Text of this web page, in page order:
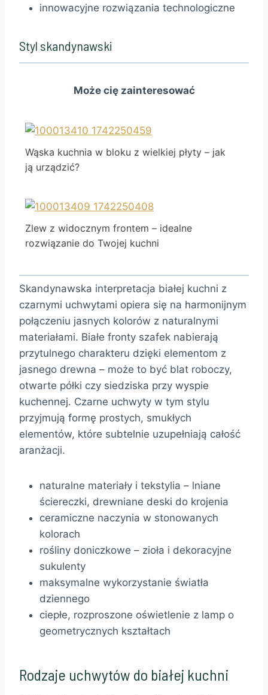
innowacyjne rozwiązania technologiczne
Styl skandynawski
Może cię zainteresować
Wąska kuchnia w bloku z wielkiej płyty – jak
ją urządzić?
Zlew z widocznym frontem – idealne
rozwiązanie do Twojej kuchni
Skandynawska interpretacja białej kuchni z
czarnymi uchwytami opiera się na harmonijnym
połączeniu jasnych kolorów z naturalnymi
materiałami. Białe fronty szafek nabierają
przytulnego charakteru dzięki elementom z
jasnego drewna – może to być blat roboczy,
otwarte półki czy siedziska przy wyspie
kuchennej. Czarne uchwyty w tym stylu
przyjmują formę prostych, smukłych
elementów, które subtelnie uzupełniają całość
aranżacji.
naturalne materiały i tekstylia – lniane
ściereczki, drewniane deski do krojenia
ceramiczne naczynia w stonowanych
kolorach
rośliny doniczkowe – zioła i dekoracyjne
sukulenty
maksymalne wykorzystanie światła
dziennego
ciepłe, rozproszone oświetlenie z lamp o
geometrycznych kształtach
Rodzaje uchwytów do białej kuchni